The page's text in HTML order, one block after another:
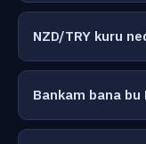
NZD/TRY kuru
Bankam bana bu